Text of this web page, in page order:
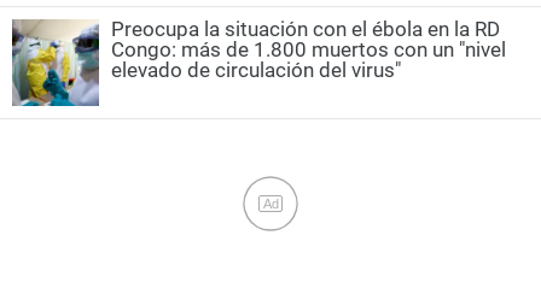
Preocupa la situación con el ébola en la RD
Congo: más de 1.800 muertos con un "nivel
elevado de circulación del virus"
Ad